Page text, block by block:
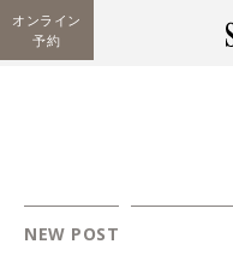
オンライン
予約
NEW POST